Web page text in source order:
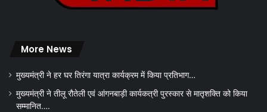
More News
मुख्यमंत्री ने हर घर तिरंगा यात्रा कार्यक्रम में किया प्रतिभाग…
मुख्यमंत्री ने तीलू रौतेली एवं आंगनबाड़ी कार्यकत्री पुरस्कार से मातृशक्ति को किया
सम्मानित….